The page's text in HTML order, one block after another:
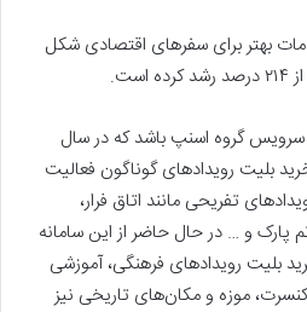
بهتر برای سفرهای اقتصادی شکل
گروه اسنپ باشد که در سال
خرید بلیت رویدادهای گوناگون فعالیت
تفریحی مانند اتاق فرار،
پارک و … در حال حاضر از این سامانه
بلیت رویدادهای فرهنگی، آموزشی
کنسرت، موزه و مکان‌های تاریخی نیز